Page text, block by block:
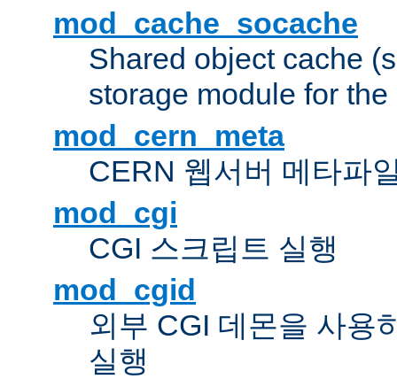
mod_cache_socache
Shared object cache
storage module for
mod_cern_meta
CERN 웹서버 메타파
mod_cgi
CGI 스크립트 실행
mod_cgid
외부 CGI 데몬을 사용
실행